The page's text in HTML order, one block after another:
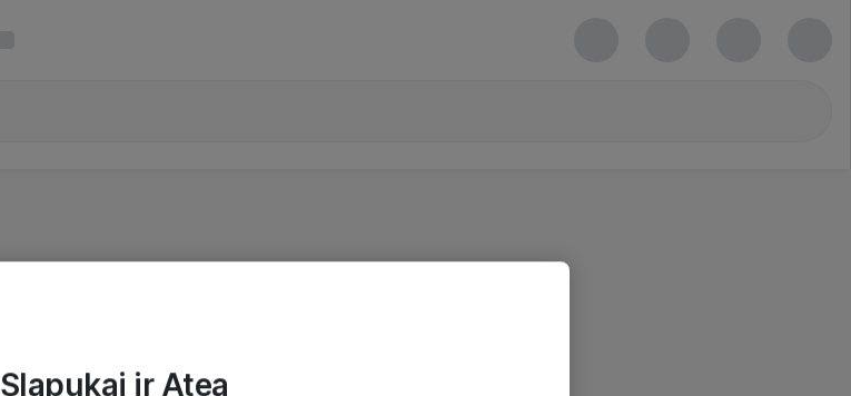
Slapukai ir Atea